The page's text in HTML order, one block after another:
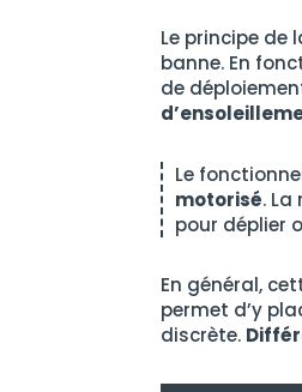
Le principe de
banne. En
de
Le
motorisé.
pour déplier
En général,
permet d’y
discrète.